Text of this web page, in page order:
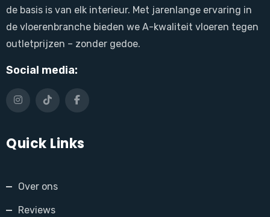
de basis is van elk interieur. Met jarenlange ervaring in
de vloerenbranche bieden we A-kwaliteit vloeren tegen
outletprijzen – zonder gedoe.
Social media:
Quick Links
Over ons
Reviews